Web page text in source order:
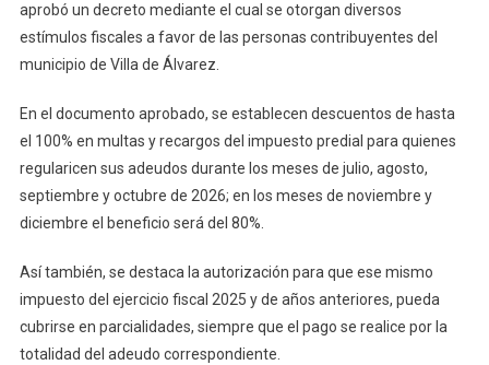
Fiscales
Para
Álvarez
Aprobados
aprobó un decreto mediante el cual se otorgan diversos
estímulos fiscales a favor de las personas contribuyentes del
municipio de Villa de Álvarez.
En el documento aprobado, se establecen descuentos de hasta
el 100% en multas y recargos del impuesto predial para quienes
regularicen sus adeudos durante los meses de julio, agosto,
septiembre y octubre de 2026; en los meses de noviembre y
diciembre el beneficio será del 80%.
Así también, se destaca la autorización para que ese mismo
impuesto del ejercicio fiscal 2025 y de años anteriores, pueda
cubrirse en parcialidades, siempre que el pago se realice por la
totalidad del adeudo correspondiente.